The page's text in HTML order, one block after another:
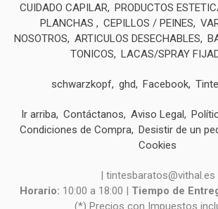
CUIDADO CAPILAR PRODUCTOS
PLANCHAS
CEPILLOS / PEINES
NOSOTROS
ARTICULOS DESECHABLES
TONICOS
LACAS/SPRAY
schwarzkopf ghd Facebook
Ir arriba Contáctanos Aviso Legal
Condiciones de Compra Desistir de un
Cookies
| tintesbaratos@vithal.es
Horario: 10:00 a 18:00 | Tiempo de
(*) Precios con Impuestos